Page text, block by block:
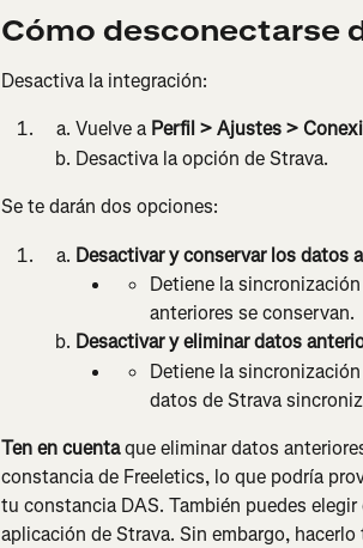
Cómo desconectarse
Desactiva la integración:
Vuelve a Perfil > Ajustes >
Desactiva la opción de Strava.
Se te darán dos opciones:
Desactivar y conservar los datos
Detiene la
anteriores se conservan.
Desactivar y eliminar datos
Detiene la
datos de Strava
Ten en cuenta que eliminar datos
constancia de Freeletics, lo que podría
tu constancia DAS. También puedes
aplicación de Strava. Sin embargo,